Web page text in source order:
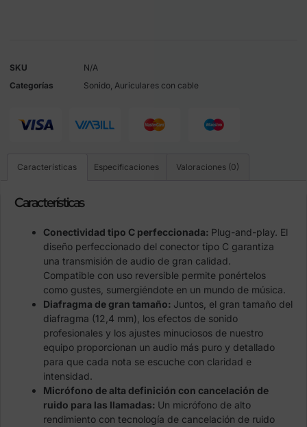
SKU
N/A
Categorías
Sonido Auriculares con cable
Características Especificaciones Valoraciones (0)
Características
Conectividad tipo C perfeccionada: Plug-and-play. El
diseño perfeccionado del conector tipo C garantiza
una transmisión de audio de gran calidad.
Compatible con uso reversible permite ponértelos
como gustes, sumergiéndote en un mundo de música.
Diafragma de gran tamaño: Juntos, el gran tamaño del
diafragma (12,4 mm), los efectos de sonido
profesionales y los ajustes minuciosos de nuestro
equipo proporcionan un audio más puro y detallado
para que cada nota se escuche con claridad e
intensidad.
Micrófono de alta definición con cancelación de
ruido para las llamadas: Un micrófono de alto
rendimiento con tecnología de cancelación de ruido